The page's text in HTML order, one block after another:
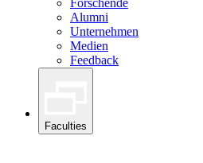
Alumni
Unternehmen
Medien
Feedback
Faculties